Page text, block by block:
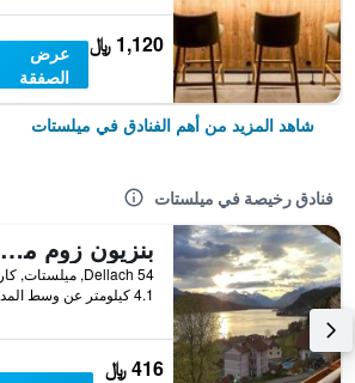
1,120 ﷼
عرض
الصفقة
شاهد المزيد من أهم الفنادق في ميلستات
فنادق رخيصة في ميلستات
بنزيون زوم مولغات
4.1 كيلومتر عن وسط المدينة
416 ﷼